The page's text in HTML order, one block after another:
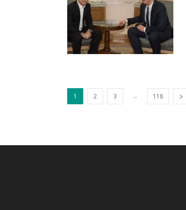
1 2 3 ... 118